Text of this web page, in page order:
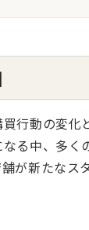
行動の変
る中、多
が新たな